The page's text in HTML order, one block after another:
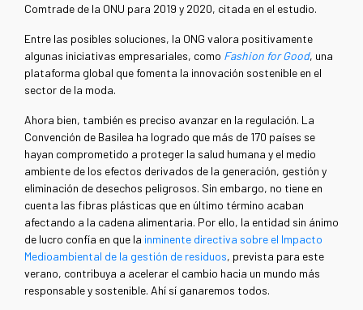
Comtrade de la ONU para 2019 y 2020, citada en el estudio.
Entre las posibles soluciones, la ONG valora positivamente
algunas iniciativas empresariales, como Fashion for Good, una
plataforma global que fomenta la innovación sostenible en el
sector de la moda.
Ahora bien, también es preciso avanzar en la regulación. La
Convención de Basilea ha logrado que más de 170 países se
hayan comprometido a proteger la salud humana y el medio
ambiente de los efectos derivados de la generación, gestión y
eliminación de desechos peligrosos. Sin embargo, no tiene en
cuenta las fibras plásticas que en último término acaban
afectando a la cadena alimentaria. Por ello, la entidad sin ánimo
de lucro confía en que la inminente directiva sobre el Impacto
Medioambiental de la gestión de residuos, prevista para este
verano, contribuya a acelerar el cambio hacia un mundo más
responsable y sostenible. Ahí sí ganaremos todos.